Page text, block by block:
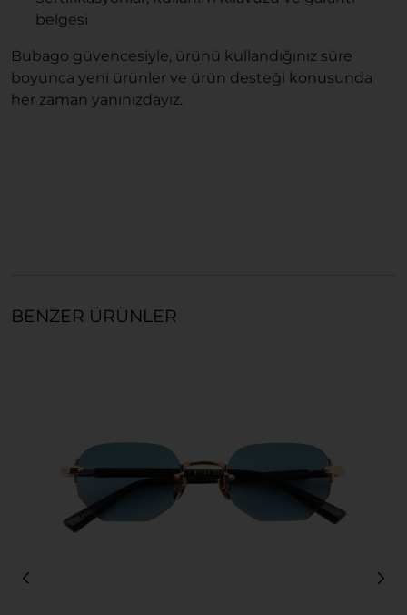
belgesi
Bubago güvencesiyle, ürünü kullandığınız süre
boyunca yeni ürünler ve ürün desteği konusunda
her zaman yanınızdayız.
BENZER ÜRÜNLER